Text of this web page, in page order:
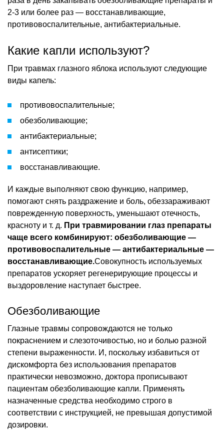
2-3 или более раз — восстанавливающие,
противовоспалительные, антибактериальные.
Какие капли используют?
При травмах глазного яблока используют следующие
виды капель:
противовоспалительные;
обезболивающие;
антибактериальные;
антисептики;
восстанавливающие.
И каждые выполняют свою функцию, например,
помогают снять раздражение и боль, обеззараживают
поврежденную поверхность, уменьшают отечность,
красноту и т. д. При травмировании глаз препараты
чаще всего комбинируют: обезболивающие —
противовоспалительные — антибактериальные —
восстанавливающие.Совокупность используемых
препаратов ускоряет регенерирующие процессы и
выздоровление наступает быстрее.
Обезболивающие
Глазные травмы сопровождаются не только
покраснением и слезоточивостью, но и болью разной
степени выраженности. И, поскольку избавиться от
дискомфорта без использования препаратов
практически невозможно, доктора прописывают
пациентам обезболивающие капли. Применять
назначенные средства необходимо строго в
соответствии с инструкцией, не превышая допустимой
дозировки.